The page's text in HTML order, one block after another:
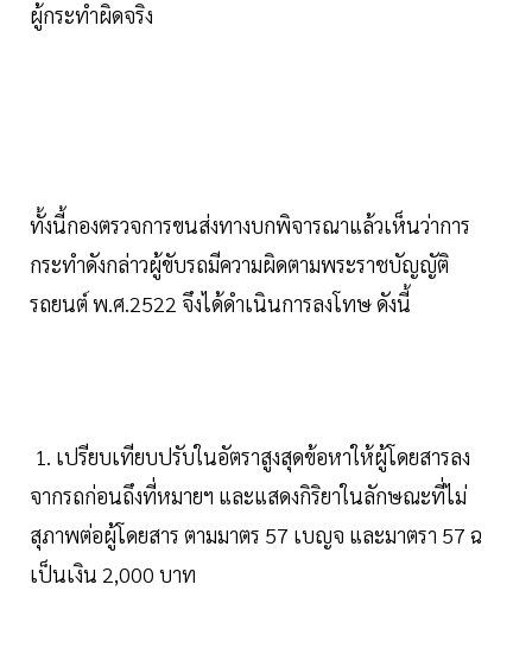
ผู้กระทำผิดจริง
ทั้งนี้กองตรวจการขนส่งทางบกพิจารณาแล้วเห็นว่าการ
กระทำดังกล่าวผู้ขับรถมีความผิดตามพระราชบัญญัติ
รถยนต์ พ.ศ.2522 จึงได้ดำเนินการลงโทษ ดังนี้
1. เปรียบเทียบปรับในอัตราสูงสุดข้อหาให้ผู้โดยสารลง
จากรถก่อนถึงที่หมายฯ และแสดงกิริยาในลักษณะที่ไม่
สุภาพต่อผู้โดยสาร ตามมาตร 57 เบญจ และมาตรา 57 ฉ
เป็นเงิน 2,000 บาท